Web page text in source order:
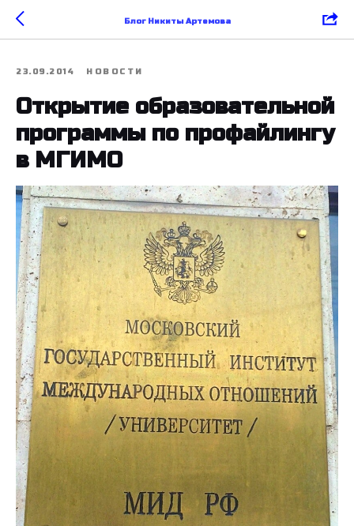
Блог Никиты Артемова
23.09.2014 НОВОСТИ
Открытие образовательной
программы по профайлингу
в МГИМО